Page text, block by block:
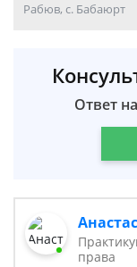
Рабюв, с. Бабаюрт
Ответ
права